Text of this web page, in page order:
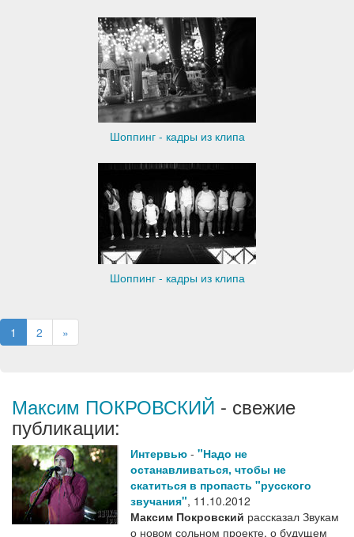
Шоппинг - кадры из клипа
Шоппинг - кадры из клипа
1 2 »
Максим ПОКРОВСКИЙ - свежие
публикации:
Интервью - "Надо не
останавливаться, чтобы не
скатиться в пропасть "русского
звучания", 11.10.2012
Максим Покровский рассказал Звукам
о новом сольном проекте, о будущем